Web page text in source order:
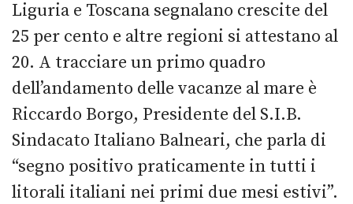
Liguria e Toscana segnalano crescite del
25 per cento e altre regioni si attestano al
20. A tracciare un primo quadro
dell’andamento delle vacanze al mare è
Riccardo Borgo, Presidente del S.I.B.
Sindacato Italiano Balneari, che parla di
“segno positivo praticamente in tutti i
litorali italiani nei primi due mesi estivi”.